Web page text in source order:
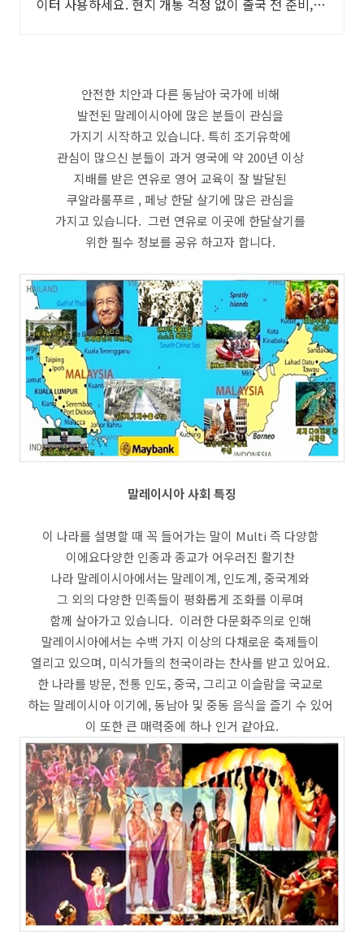
이터 사용하세요. 현지 개통 걱정 없이 출국 전 준비,
안전한 치안과 다른 동남아 국가에 비해
발전된 말레이시아에 많은 분들이 관심을
가지기 시작하고 있습니다. 특히 조기유학에
관심이 많으신 분들이 과거 영국에 약 200년 이상
지배를 받은 연유로 영어 교육이 잘 발달된
쿠알라룸푸르 , 페낭 한달 살기에 많은 관심을
가지고 있습니다. 그런 연유로 이곳에 한달살기를
위한 필수 정보를 공유 하고자 합니다.
말레이시아 사회 특징
이 나라를 설명할 때 꼭 들어가는 말이 Multi 즉 다양함
이에요다양한 인종과 종교가 어우러진 활기찬
나라 말레이시아에서는 말레이계, 인도계, 중국계와
그 외의 다양한 민족들이 평화롭게 조화를 이루며
함께 살아가고 있습니다. 이러한 다문화주의로 인해
말레이시아에서는 수백 가지 이상의 다채로운 축제들이
열리고 있으며, 미식가들의 천국이라는 찬사를 받고 있어요.
한 나라를 방문, 전통 인도, 중국, 그리고 이슬람을 국교로
하는 말레이시아 이기에, 동남아 및 중동 음식을 즐기 수 있어
이 또한 큰 매력중에 하나 인거 같아요.